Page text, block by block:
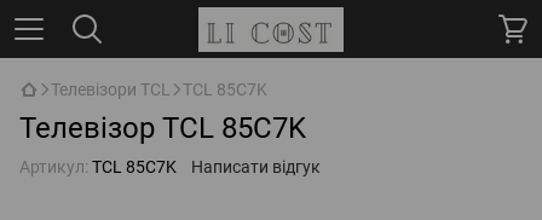
Телевізори TCL TCL 85C7K
Телевізор TCL 85C7K
Артикул: TCL 85C7K Написати відгук